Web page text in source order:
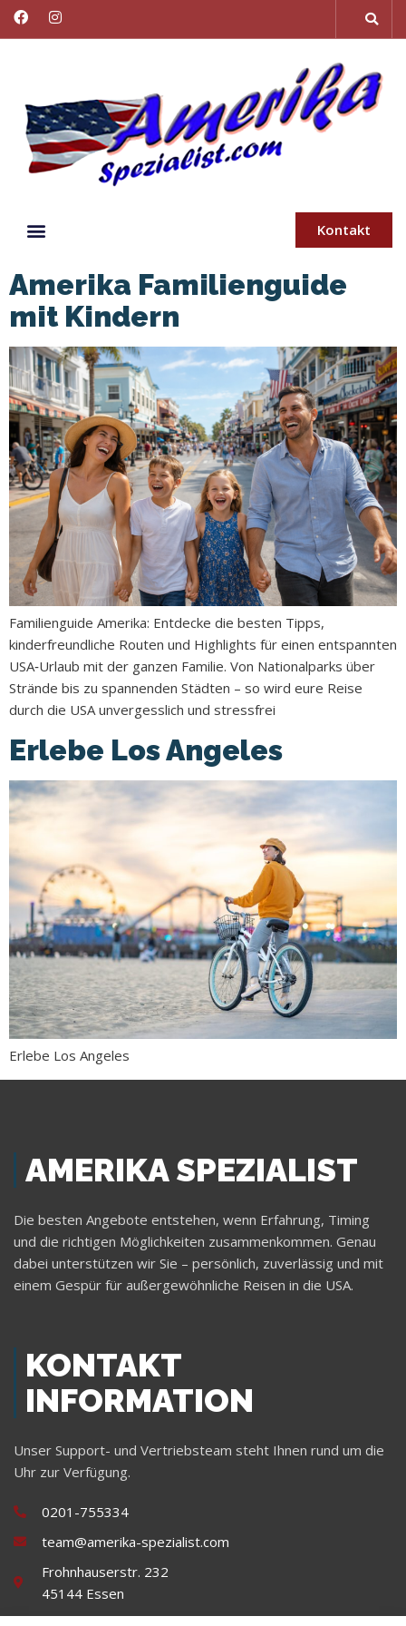
Kontakt
Amerika Familienguide
mit Kindern
Familienguide Amerika: Entdecke die besten Tipps,
kinderfreundliche Routen und Highlights für einen entspannten
USA‑Urlaub mit der ganzen Familie. Von Nationalparks über
Strände bis zu spannenden Städten – so wird eure Reise
durch die USA unvergesslich und stressfrei
Erlebe Los Angeles
Erlebe Los Angeles
AMERIKA SPEZIALIST
Die besten Angebote entstehen, wenn Erfahrung, Timing
und die richtigen Möglichkeiten zusammenkommen. Genau
dabei unterstützen wir Sie – persönlich, zuverlässig und mit
einem Gespür für außergewöhnliche Reisen in die USA.
KONTAKT
INFORMATION
Unser Support- und Vertriebsteam steht Ihnen rund um die
Uhr zur Verfügung.
0201-755334
team@amerika-spezialist.com
Frohnhauserstr. 232
45144 Essen